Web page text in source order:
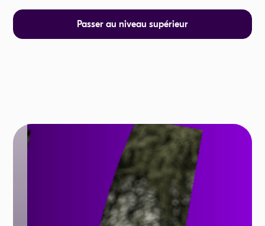
Passer au niveau supérieur